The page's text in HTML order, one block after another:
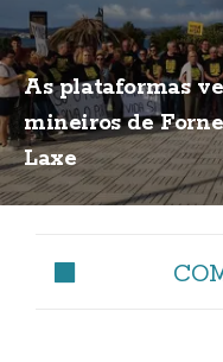
As plataformas
mineiros de
Laxe